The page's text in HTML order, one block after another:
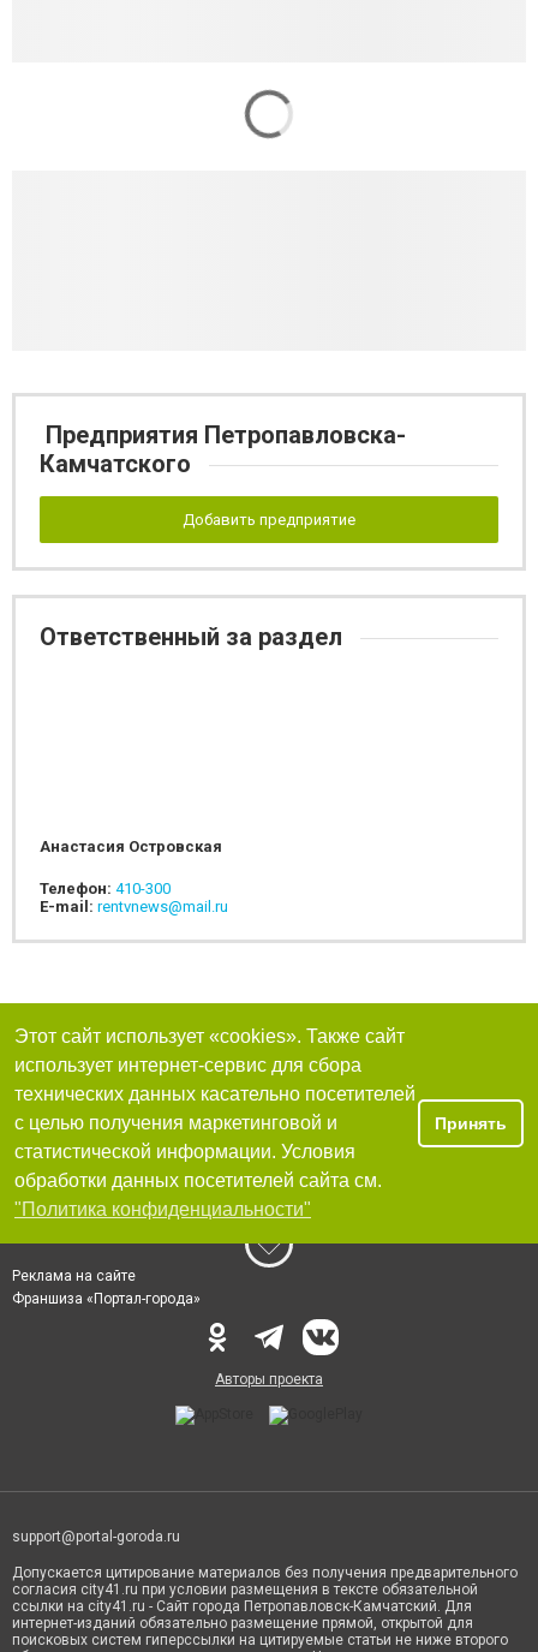
Предприятия Петропавловска-
Камчатского
Добавить предприятие
Ответственный за раздел
Анастасия Островская
Телефон: 410-300
E-mail: rentvnews@mail.ru
Этот сайт использует «cookies». Также сайт
использует интернет-сервис для сбора
технических данных касательно посетителей
с целью получения маркетинговой и
статистической информации. Условия
обработки данных посетителей сайта см.
"Политика конфиденциальности"
Принять
Реклама на сайте
Франшиза «Портал-города»
Авторы проекта
support@portal-goroda.ru
Допускается цитирование материалов без получения предварительного
согласия city41.ru при условии размещения в тексте обязательной
ссылки на city41.ru - Сайт города Петропавловск-Камчатский. Для
интернет-изданий обязательно размещение прямой, открытой для
поисковых систем гиперссылки на цитируемые статьи не ниже второго